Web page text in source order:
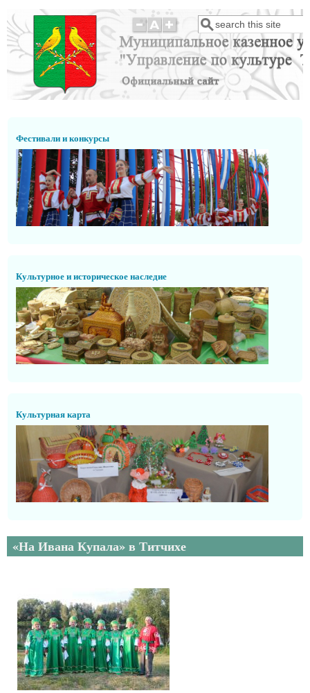
Перейти к основному содержанию
Форма поиска
Поиск
Фестивали и конкурсы
Культурное и историческое наследие
Культурная карта
«На Ивана Купала» в Титчихе